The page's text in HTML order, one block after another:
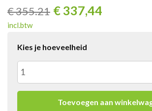
€355.21 € 337,44
incl.btw
Kies je hoeveelheid
4x
Senseo
Toevoegen aan